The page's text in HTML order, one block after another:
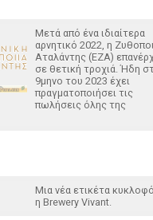
Μετά από ένα ιδιαίτερα
αρνητικό 2022, η
Αταλάντης (ΕΖΑ)
σε θετική τροχιά. Ήδη
9μηνο του 2023 έχει
πραγματοποιήσει τις
πωλήσεις όλης της
Μια νέα ετικέτα
η Brewery Vivant.